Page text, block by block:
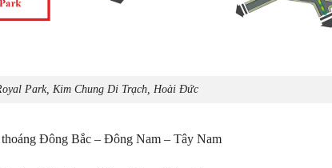
Park, Kim Chung Di Trạch, Hoài Đức
Đông Bắc – Đông Nam – Tây Nam